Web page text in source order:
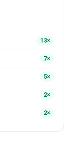
13×
7×
5×
2×
2×